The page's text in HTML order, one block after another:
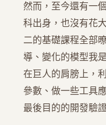
然而，至今還有一
科出身，也沒有花
二的基礎課程全部
導、變化的模型我
在巨人的肩膀上，
參數、做一些工具
最後目的的開發驗